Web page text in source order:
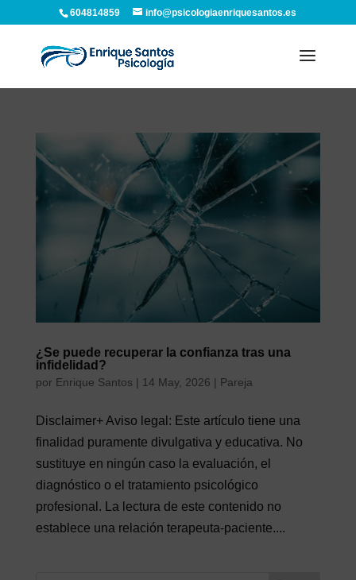
604814859 info@psicologiaenriquesantos.es
¿Se puede recuperar la confianza tras una
infidelidad?
por Enrique Santos | 14 May, 2026 | Pareja
Disclaimer+ Aviso legal: Este artículo tiene una
finalidad puramente divulgativa y educativa. No
sustituye en ningún caso la evaluación, el
diagnóstico o el tratamiento psicológico
profesional. La lectura de este contenido no
establece una relación terapeuta-paciente....